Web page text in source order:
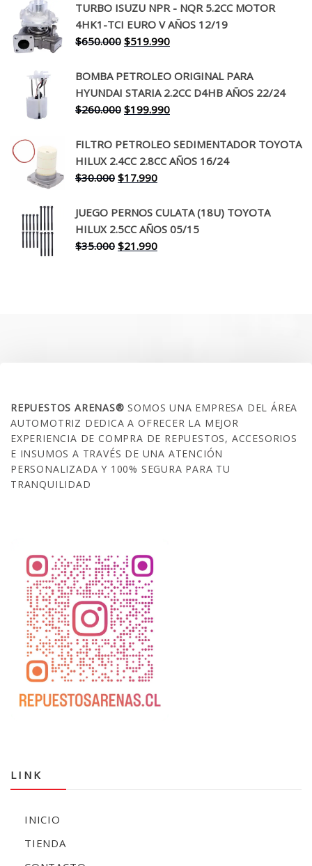
original
era:
$130.000.
actual
es:
$94.990.
TURBO ISUZU NPR - NQR 5.2CC MOTOR
4HK1-TCI EURO V AÑOS 12/19
$650.000 El
original
era:
$650.000.
$519.990El
actual
es:
$519.990.
BOMBA PETROLEO ORIGINAL PARA
HYUNDAI STARIA 2.2CC D4HB AÑOS 22/24
$260.000 El
original
era:
$260.000.
$199.990El
actual
es:
FILTRO PETROLEO SEDIMENTADOR TOYOTA
HILUX 2.4CC 2.8CC AÑOS 16/24
$30.000 El
original
era:
$30.000.
$17.990El
actual
es:
$17.990.
JUEGO PERNOS CULATA (18U) TOYOTA
HILUX 2.5CC AÑOS 05/15
$35.000 El
$21.990El
REPUESTOS ARENAS®SOMOS UNA EMPRESA DEL ÁREA
AUTOMOTRIZ DEDICA A OFRECER LA MEJOR
EXPERIENCIA DE COMPRA DE REPUESTOS, ACCESORIOS
E INSUMOS A TRAVÉS DE UNA ATENCIÓN
PERSONALIZADA Y 100% SEGURA PARA TU
TRANQUILIDAD
LINK
INICIO
TIENDA